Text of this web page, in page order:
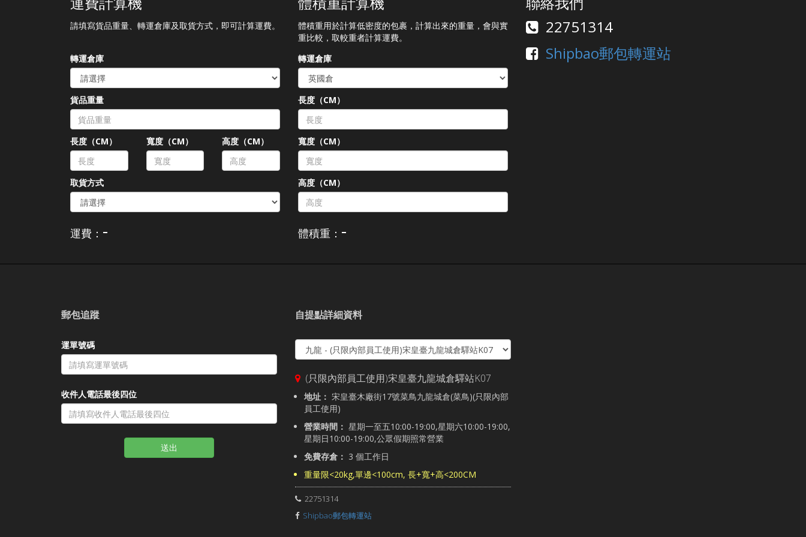
請填寫貨品重量、轉運倉庫及取貨方式，即可計算運費。
轉運倉庫
貨品重量
長度（CM） 寬度（CM） 高度（CM）
取貨方式
運費： -
體積重用於計算低密度的包裹，計算出來的重量，會與實
重比較，取較重者計算運費。
轉運倉庫
長度（CM）
寬度（CM）
高度（CM）
體積重： -
22751314
Shipbao郵包轉運站
郵包追蹤
運單號碼
收件人電話最後四位
送出
自提點詳細資料
(只限內部員工使用)宋皇臺九龍城倉驛站K07
地址： 宋皇臺木廠街17號菜鳥九龍城倉(菜鳥)(只限內部
員工使用)
營業時間： 星期一至五10:00-19:00,星期六10:00-19:00,
星期日10:00-19:00,公眾假期照常營業
免費存倉： 3 個工作日
重量限<20kg,單邊<100cm, 長+寬+高<200CM
22751314
Shipbao郵包轉運站